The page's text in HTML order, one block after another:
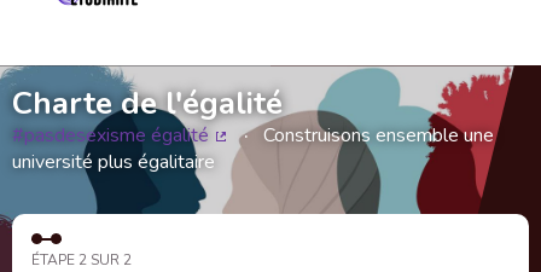
Charte de l'égalité
#pasdesexisme égalité
(Lien externe)
Construisons ensemble une
université plus égalitaire
ÉTAPE 2 SUR 2